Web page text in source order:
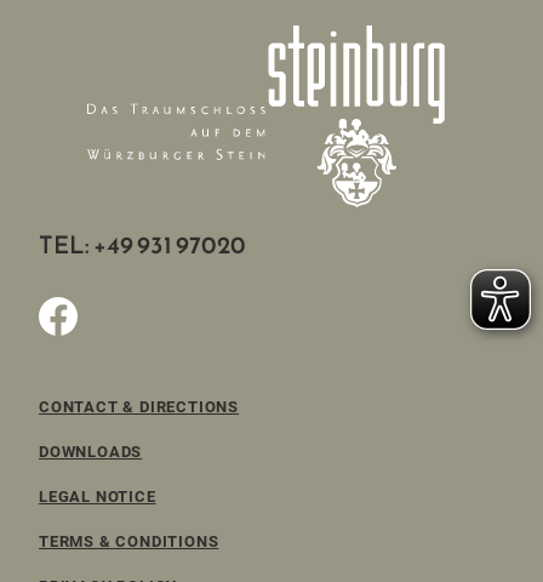
TEL: +49 931 97020
CONTACT & DIRECTIONS
DOWNLOADS
LEGAL NOTICE
TERMS & CONDITIONS